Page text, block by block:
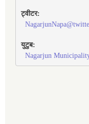
ट्वीटर:
युटुब:
Nagarjun